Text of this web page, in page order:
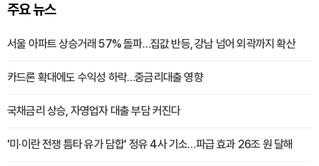
주요 뉴스
서울 아파트 상승거래 57% 돌파…집값 반등, 강남 넘어 외곽까지 확산
카드론 확대에도 수익성 하락…중금리대출 영향
국채금리 상승, 자영업자 대출 부담 커진다
'미·이란 전쟁 틈타 유가 담합' 정유 4사 기소…파급 효과 26조 원 달해